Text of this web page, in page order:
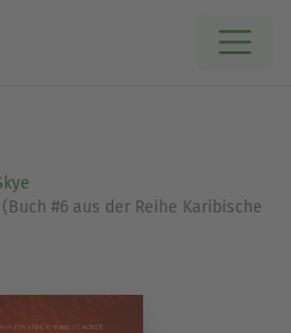
#6 aus der Reihe Karibische